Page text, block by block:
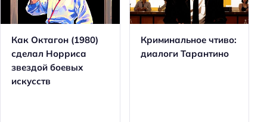
Как Октагон (1980)
сделал Норриса
звездой боевых
искусств
Криминальное чтиво:
диалоги Тарантино